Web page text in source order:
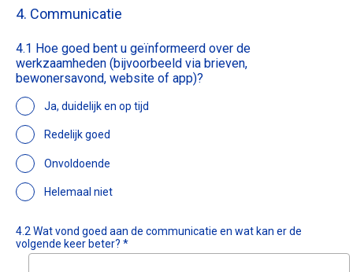
4. Communicatie
4.1 Hoe goed bent u geïnformeerd over de
werkzaamheden (bijvoorbeeld via brieven,
bewonersavond, website of app)?
Ja, duidelijk en op tijd
Redelijk goed
Onvoldoende
Helemaal niet
4.2 Wat vond goed aan de communicatie en wat kan er de
volgende keer beter? *